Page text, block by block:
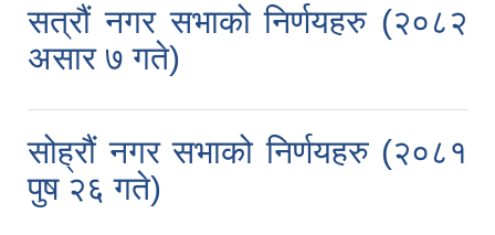
सत्रौं नगर सभाको निर्णयहरु (२०८२
असार ७ गते)
सोह्रौं नगर सभाको निर्णयहरु (२०८१
पुष २६ गते)